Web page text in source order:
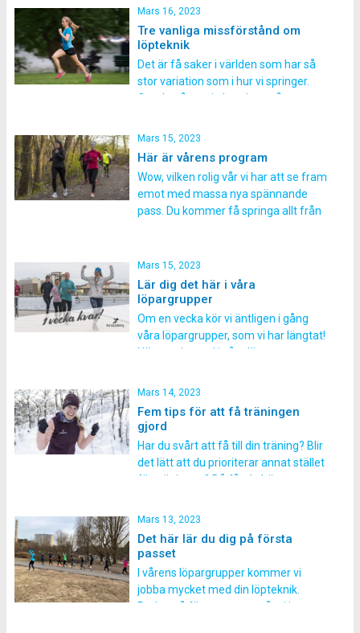
förbereda dig som deltagare
förklarar vi här vad vi kommer göra
på första passet. Välkommen! Vill du
också hänga på men inte anmäld än?
Lugn […]
Mars 16, 2023
Tre vanliga missförstånd om
löpteknik
Det är få saker i världen som har så
stor variation som i hur vi springer.
Om du någonsin har tittat på ett
har väldigt varierande löpteknik. Vissa
medan andra inte använder armarna
alls. Vissa tar korta steg, andra […]
Mars 15, 2023
Här är vårens program
Wow, vilken rolig vår vi har att se fram
emot med massa nya spännande
pass. Du kommer få springa allt från
backlöpning. Dessutom kommer vi ha
stort fokus på löpteknik! I våra
löpargrupper skiljer sig alla pass åt
och har olika syften som gör […]
Mars 15, 2023
Lär dig det här i våra
löpargrupper
Om en vecka kör vi äntligen i gång
våra löpargrupper, som vi har längtat!
Hänger du med i våra löpargrupper
detta under våren: 1) Du kommer
och justeringar så gör det jättestor
skillnad. Redan efter […]
Mars 14, 2023
Fem tips för att få träningen
gjord
Har du svårt att få till din träning? Blir
det lätt att du prioriterar annat stället
för träningen? Då får du här
lättare ska få din träning gjord! Fem
träningen gjord: 1) Spring med en
kompis Bestäm träningsträff […]
Mars 13, 2023
Det här lär du dig på första
passet
I vårens löpargrupper kommer vi
jobba mycket med din löpteknik.
Redan på första passet går vi igenom